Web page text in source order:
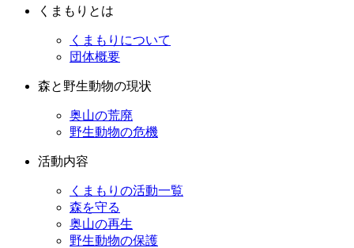
くまもりとは
くまもりについて
団体概要
森と野生動物の現状
奥山の荒廃
野生動物の危機
活動内容
くまもりの活動一覧
森を守る
奥山の再生
野生動物の保護